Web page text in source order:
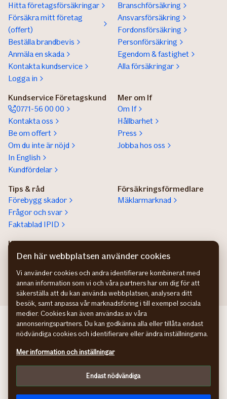
Hitta företagsförsäkringar
Försäkra mitt företag
(offert)
Beställa brandbevis
Anmäla en skada
Kontakta kundservice
Logga in
Branschförsäkring
Ansvarsförsäkring
Fordonsförsäkring
Personförsäkring
Egendom & fastighet
Alla försäkringar
Kundservice Företagskund
0771-56 00 00
Kontakta oss
Be om offert
Om du inte är nöjd
In English
Kundfördelar
Mer om If
Om If
Hållbarhet
Press
Jobba hos oss
Tips & råd
Förebygg skador
Frågor och svar
Faktablad IPID
Försäkringsförmedlare
Mäklarmarknad
Kundservice privatperson
Kontaktuppgifter
Lokala säljare
Hitta säljare för stora
If bedriftsforsikring NO
If erhvervsforsikring DK
Hantering av personuppgifter
Cookies
Anpassa
In English
Den här webbplatsen använder cookies
Vi använder cookies och andra identifierare kombinerat med
annan information som vi och våra partners har om dig för att
säkerställa att du kan använda webbplatsen, analysera ditt
besök, samt anpassa vår marknadsföring i till exempel sociala
medier. Cookies kan även användas av våra
annonseringspartners. Du kan godkänna alla eller tillåta endast
nödvändiga cookies och identifierare eller ändra inställningarna.
Mer information och inställningar
Endast nödvändiga